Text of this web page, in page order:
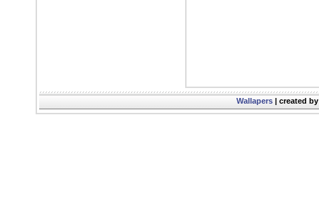
Wallapers | created by